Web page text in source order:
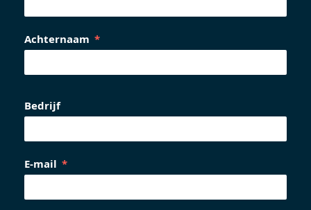
Achternaam
Bedrijf
E-mail